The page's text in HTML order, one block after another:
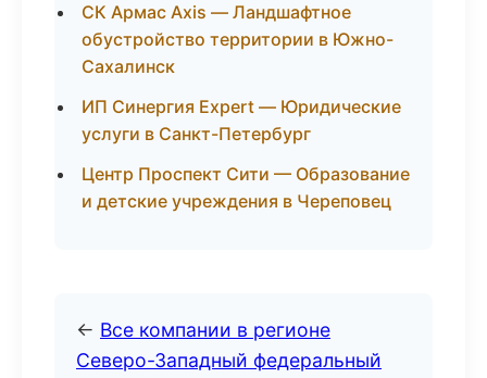
СК Армас Axis — Ландшафтное
обустройство территории в Южно-
Сахалинск
ИП Синергия Expert — Юридические
услуги в Санкт-Петербург
Центр Проспект Сити — Образование
и детские учреждения в Череповец
← Все компании в регионе
Северо-Западный федеральный